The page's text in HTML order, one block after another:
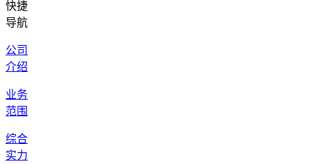
快捷
导航
公司
介绍
业务
范围
综合
实力